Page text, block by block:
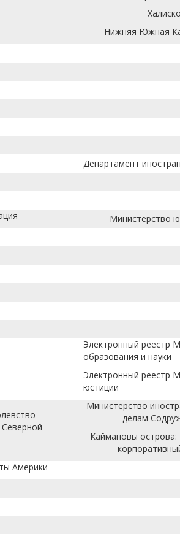
Нижняя Южная
Департамент
Министерство
Электронный реестр
образования и науки
Электронный реестр
юстиции
Министерство
делам
Каймановы
Америки